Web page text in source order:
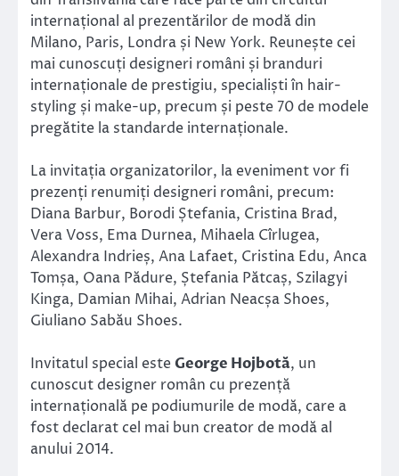
internațional al prezentărilor de modă din
Milano, Paris, Londra și New York. Reunește cei
mai cunoscuți designeri români și branduri
internaționale de prestigiu, specialiști în hair-
styling și make-up, precum și peste 70 de modele
pregătite la standarde internaționale.
La invitația organizatorilor, la eveniment vor fi
prezenți renumiți designeri români, precum:
Diana Barbur, Borodi Ștefania, Cristina Brad,
Vera Voss, Ema Durnea, Mihaela Cîrlugea,
Alexandra Indrieș, Ana Lafaet, Cristina Edu, Anca
Tomșa, Oana Pădure, Ștefania Pătcaș, Szilagyi
Kinga, Damian Mihai, Adrian Neacșa Shoes,
Giuliano Sabău Shoes.
Invitatul special este George Hojbotă, un
cunoscut designer român cu prezență
internațională pe podiumurile de modă, care a
fost declarat cel mai bun creator de modă al
anului 2014.